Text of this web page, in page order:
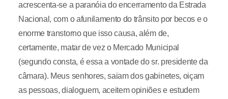
acrescenta-se a paranóia do encerramento da Estrada
Nacional, com o afunilamento do trânsito por becos e o
enorme transtorno que isso causa, além de,
certamente, matar de vez o Mercado Municipal
(segundo consta, é essa a vontade do sr. presidente da
câmara). Meus senhores, saiam dos gabinetes, oiçam
as pessoas, dialoguem, aceitem opiniões e estudem